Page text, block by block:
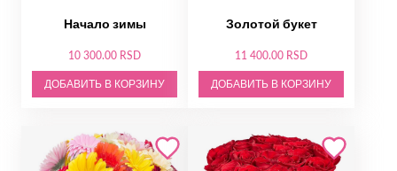
Начало зимы
10 300.00 RSD
ДОБАВИТЬ В КОРЗИНУ
Золотой букет
11 400.00 RSD
ДОБАВИТЬ В КОРЗИНУ